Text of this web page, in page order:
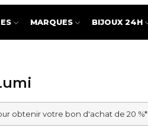
MARQUES BIJOUX 24H
obtenir votre bon d'achat de 20 %*